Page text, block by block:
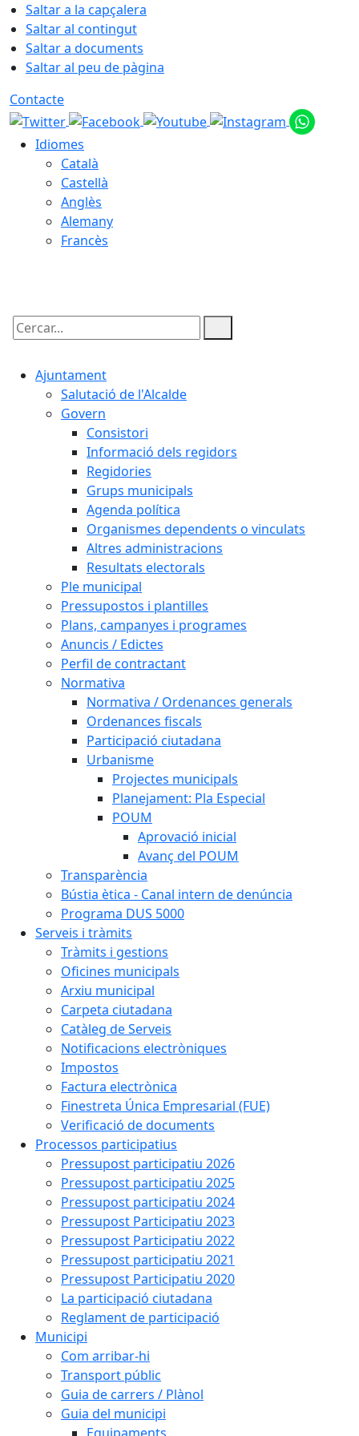
Saltar a la capçalera
Saltar al contingut
Saltar a documents
Saltar al peu de pàgina
Contacte
Idiomes
Català
Castellà
Anglès
Alemany
Francès
Cercar:
Ajuntament
Salutació de l'Alcalde
Govern
Consistori
Informació dels regidors
Regidories
Grups municipals
Agenda política
Organismes dependents o vinculats
Altres administracions
Resultats electorals
Ple municipal
Pressupostos i plantilles
Plans, campanyes i programes
Anuncis / Edictes
Perfil de contractant
Normativa
Normativa / Ordenances generals
Ordenances fiscals
Participació ciutadana
Urbanisme
Projectes municipals
Planejament: Pla Especial
POUM
Aprovació inicial
Avanç del POUM
Transparència
Bústia ètica - Canal intern de denúncia
Programa DUS 5000
Serveis i tràmits
Tràmits i gestions
Oficines municipals
Arxiu municipal
Carpeta ciutadana
Catàleg de Serveis
Notificacions electròniques
Impostos
Factura electrònica
Finestreta Única Empresarial (FUE)
Verificació de documents
Processos participatius
Pressupost participatiu 2026
Pressupost participatiu 2025
Pressupost participatiu 2024
Pressupost Participatiu 2023
Pressupost Participatiu 2022
Pressupost participatiu 2021
Pressupost Participatiu 2020
La participació ciutadana
Reglament de participació
Municipi
Com arribar-hi
Transport públic
Guia de carrers / Plànol
Guia del municipi